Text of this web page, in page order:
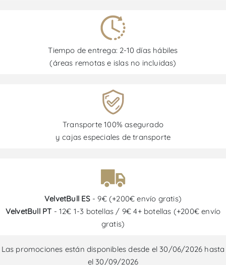
Tiempo de entrega: 2-10 días hábiles
(áreas remotas e islas no incluidas)
Transporte 100% asegurado
y cajas especiales de transporte
VelvetBull ES- 9€ (+200€ envío gratis)
VelvetBull PT - 12€ 1-3 botellas / 9€ 4+ botellas (+200€ envío
gratis)
Las promociones están disponibles desde el 30/06/2026 hasta
el 30/09/2026